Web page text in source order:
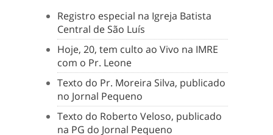
Registro especial na Igreja Batista
Central de São Luís
Hoje, 20, tem culto ao Vivo na IMRE
com o Pr. Leone
Texto do Pr. Moreira Silva, publicado
no Jornal Pequeno
Texto do Roberto Veloso, publicado
na PG do Jornal Pequeno